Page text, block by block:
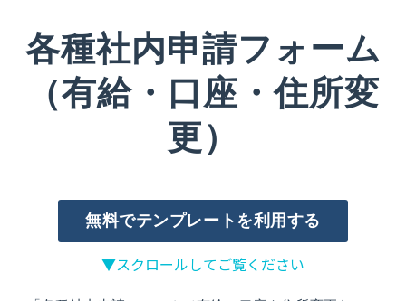
各種社内申請フォーム
（有給・口座・住所変
更）
無料でテンプレートを利用する
▼スクロールしてご覧ください